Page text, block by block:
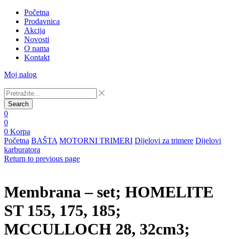
Početna
Prodavnica
Akcija
Novosti
O nama
Kontakt
Moj nalog
Search
0
0
0 Korpa
Početna BAŠTA MOTORNI TRIMERI Dijelovi za trimere Dijelovi
karburatora
Return to previous page
Membrana – set; HOMELITE
ST 155, 175, 185;
MCCULLOCH 28, 32cm3;